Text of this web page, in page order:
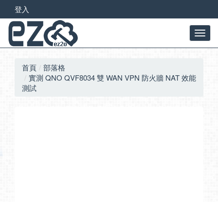
登入
首頁
部落格
實測 QNO QVF8034 雙 WAN VPN 防火牆 NAT 效能
測試